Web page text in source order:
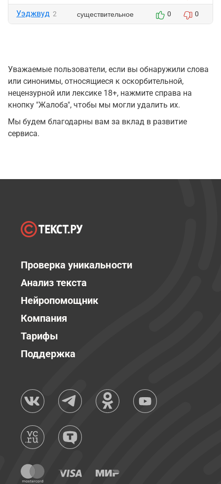
Уэджвуд 2 существительное 0 0
Уважаемые пользователи, если вы обнаружили слова
или синонимы, относящиеся к оскорбительной,
нецензурной или лексике 18+, нажмите справа на
кнопку "Жалоба", чтобы мы могли удалить их.
Мы будем благодарны вам за вклад в развитие
сервиса.
Проверка уникальности
Анализ текста
Нейропомощник
Компания
Тарифы
Поддержка